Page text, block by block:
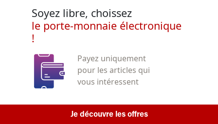
Soyez libre, choissez
le porte-monnaie électronique
!
Payez uniquement
pour les articles qui
vous intéressent
Je découvre les offres